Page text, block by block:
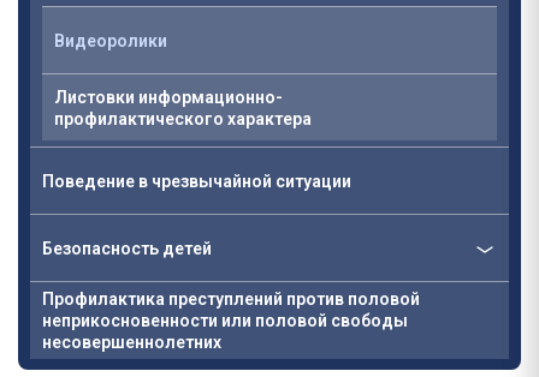
Видеоролики
Листовки информационно-
профилактического характера
Поведение в чрезвычайной ситуации
Безопасность детей
Профилактика преступлений против половой
неприкосновенности или половой свободы
несовершеннолетних